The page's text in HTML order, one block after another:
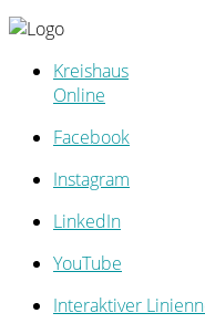
Kreishaus
Online
Facebook
Instagram
LinkedIn
YouTube
Interaktiver